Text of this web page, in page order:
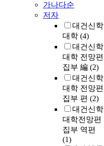
가나다순
저자
대건신학
대학 (4)
대건신학
대학 전망편
집부 編 (2)
대건신학
대학 전망편
집부 편 (2)
대건신학
대학전망편
집부 역편
(1)